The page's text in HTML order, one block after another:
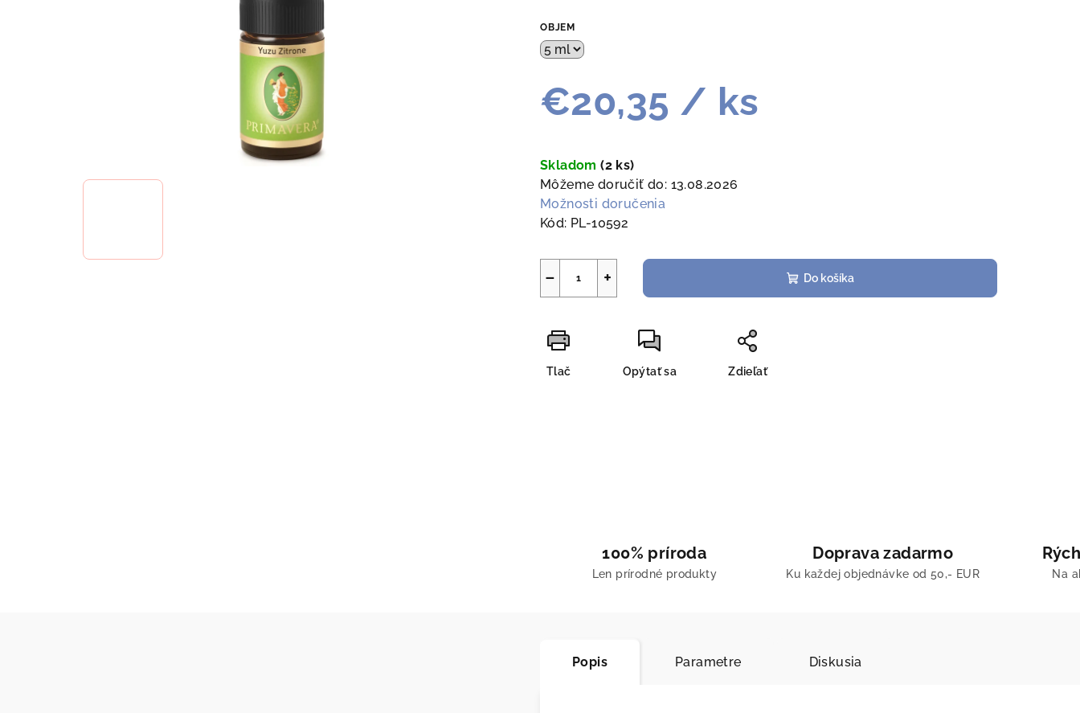
OBJEM
€20,35 / ks
cena:
Skladom(2 ks)
Môžeme doručiť do: 13.08.2026
Možnosti doručenia
Kód: PL-10592
+
− Do košíka
Tlač Opýtať sa Zdieľať
100% príroda
Len prírodné produkty
Doprava zadarmo
Ku každej objednávke od 50,- EUR Na
Popis Parametre Diskusia